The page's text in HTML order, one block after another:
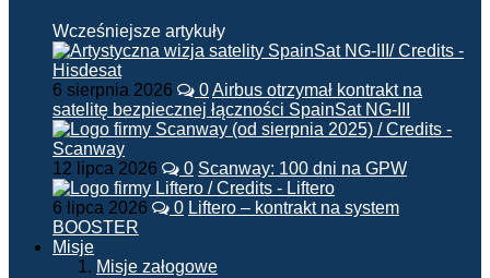
Wcześniejsze artykuły
6 sierpnia 2026 0Airbus otrzymał kontrakt na
satelitę bezpiecznej łączności SpainSat NG-III
12 lipca 2026 0 Scanway: 100 dni na GPW
6 lipca 2026 0 Liftero – kontrakt na system
BOOSTER
Misje
Misje załogowe